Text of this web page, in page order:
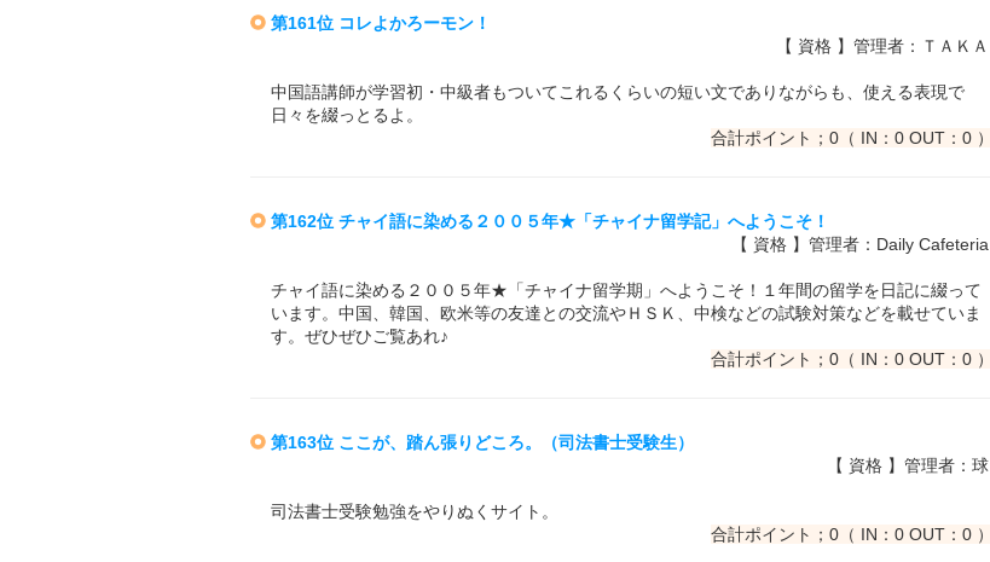
第161位 コレよかろーモン！
【 資格 】管理者：ＴＡＫＡ
中国語講師が学習初・中級者もついてこれるくらいの短い文でありながらも、使える表現で
日々を綴っとるよ。
合計ポイント；0（ IN：0 OUT：0 ）
第162位 チャイ語に染める２００５年★「チャイナ留学記」へようこそ！
【 資格 】管理者：Daily Cafeteria
チャイ語に染める２００５年★「チャイナ留学期」へようこそ！１年間の留学を日記に綴って
います。中国、韓国、欧米等の友達との交流やＨＳＫ、中検などの試験対策などを載せていま
す。ぜひぜひご覧あれ♪
合計ポイント；0（ IN：0 OUT：0 ）
第163位 ここが、踏ん張りどころ。（司法書士受験生）
【 資格 】管理者：球
司法書士受験勉強をやりぬくサイト。
合計ポイント；0（ IN：0 OUT：0 ）